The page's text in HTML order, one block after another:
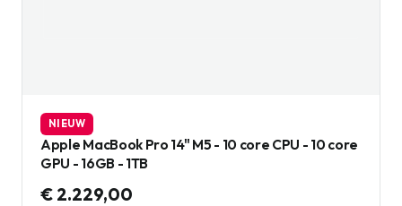
NIEUW
Apple MacBook Pro 14" M5 - 10 core CPU - 10 core
GPU - 16GB - 1TB
€ 2.229,00